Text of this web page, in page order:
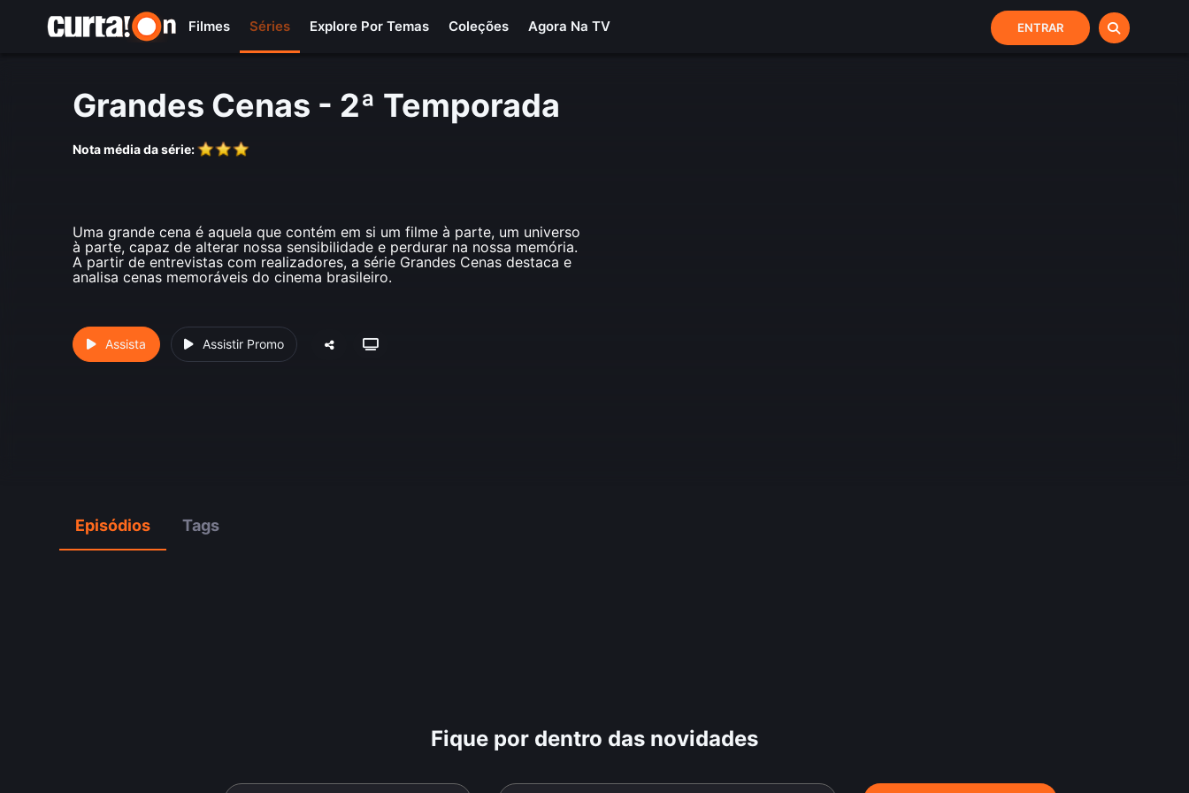
Filmes Séries Explore Por Temas Coleções Agora Na TV ENTRAR
Grandes Cenas - 2ª Temporada
Nota média da série:
Uma grande cena é aquela que contém em si um filme à parte, um universo
à parte, capaz de alterar nossa sensibilidade e perdurar na nossa memória.
A partir de entrevistas com realizadores, a série Grandes Cenas destaca e
analisa cenas memoráveis do cinema brasileiro.
Assista Assistir Promo
Episódios Tags
Fique por dentro das novidades